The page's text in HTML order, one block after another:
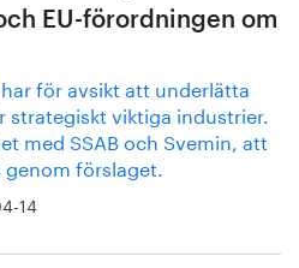
EU-förordningen om
för avsikt att underlätta
strategiskt viktiga industrier.
med SSAB och Svemin, att
förslaget.
14